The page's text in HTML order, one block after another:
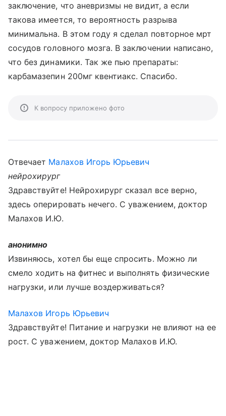
заключение, что аневризмы не видит, а если
такова имеется, то вероятность разрыва
минимальна. В этом году я сделал повторное мрт
сосудов головного мозга. В заключении написано,
что без динамики. Так же пью препараты:
карбамазепин 200мг квентиакс. Спасибо.
К вопросу приложено фото
Отвечает Малахов Игорь Юрьевич
нейрохирург
Здравствуйте! Нейрохирург сказал все верно,
здесь оперировать нечего. С уважением, доктор
Малахов И.Ю.
анонимно
Извиняюсь, хотел бы еще спросить. Можно ли
смело ходить на фитнес и выполнять физические
нагрузки, или лучше воздерживаться?
Малахов Игорь Юрьевич
Здравствуйте! Питание и нагрузки не влияют на ее
рост. С уважением, доктор Малахов И.Ю.